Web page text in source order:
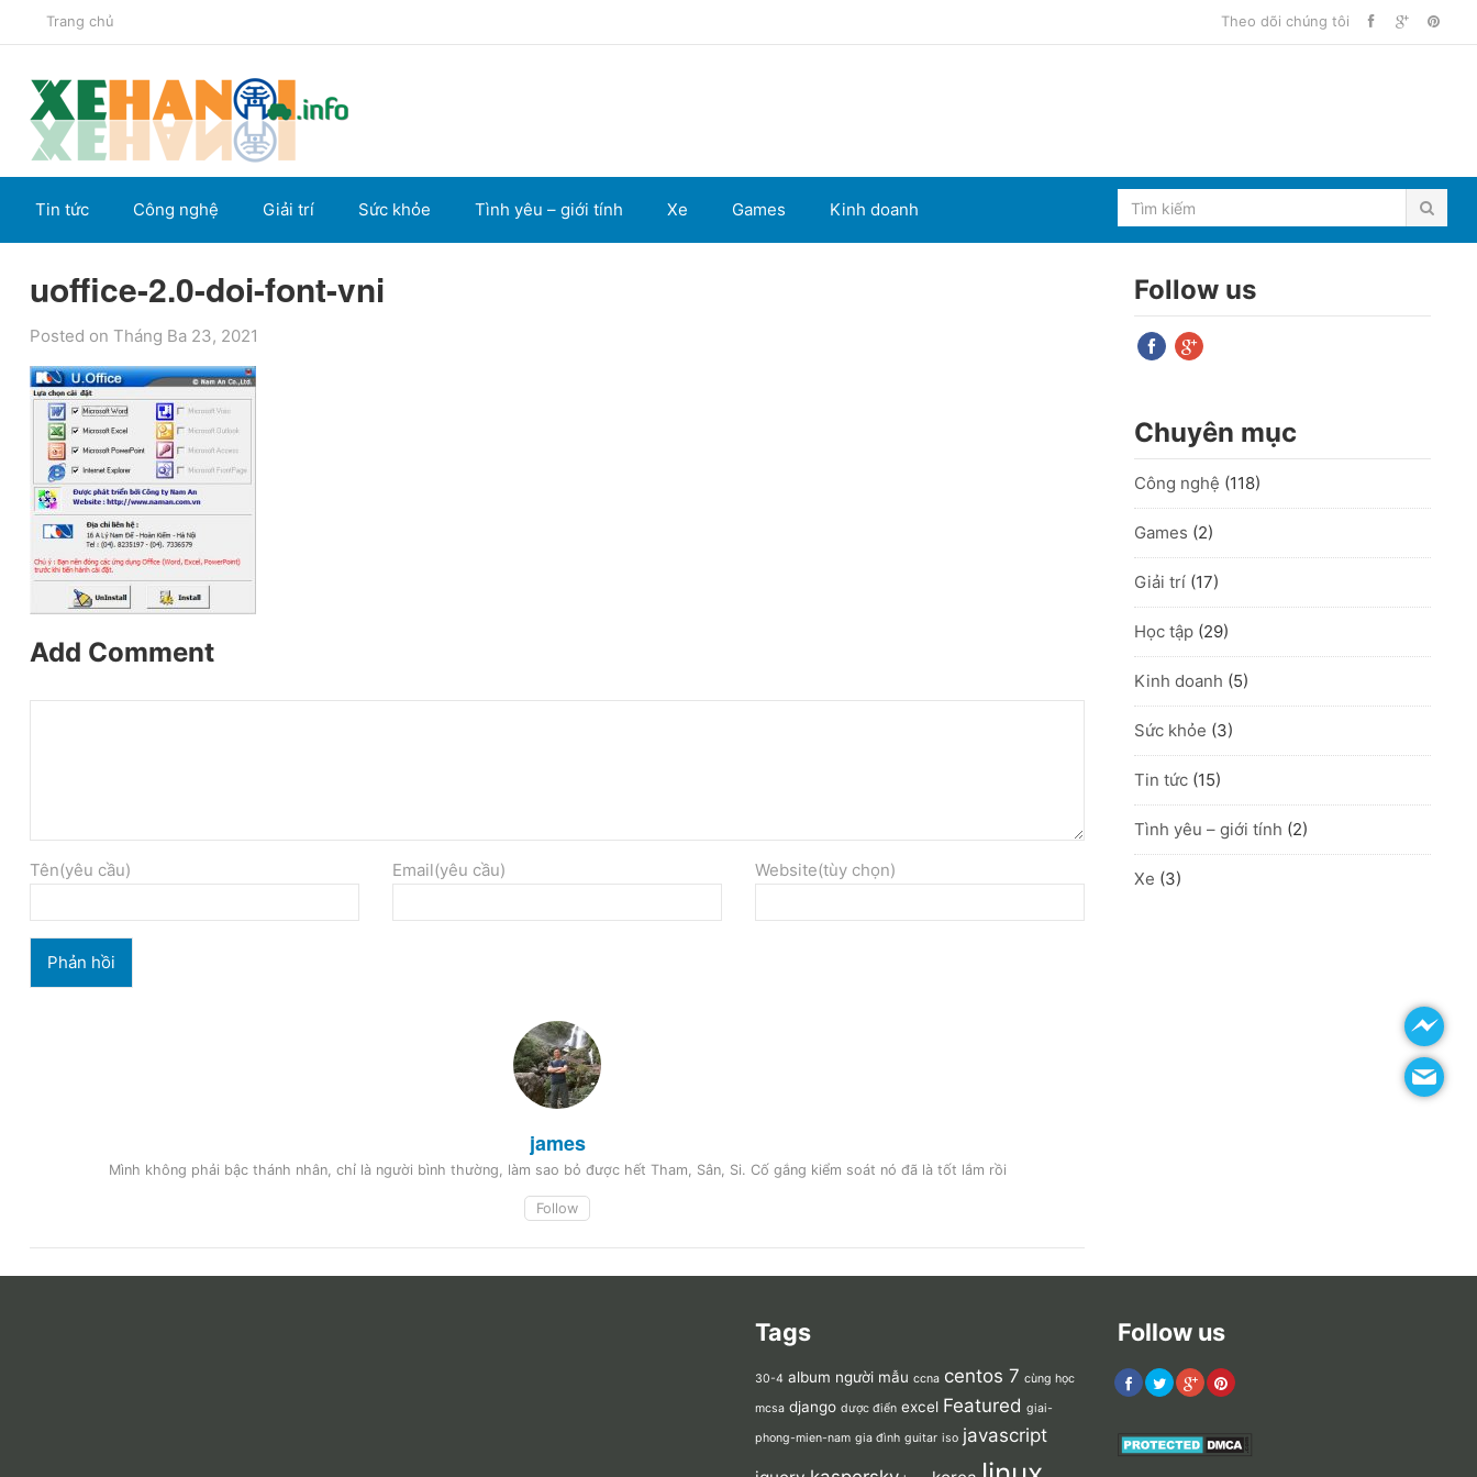
Trang chủ Theo dõi chúng tôi
Tin tức Công nghệ Giải trí Sức khỏe Tình yêu – giới tính Xe Games Kinh doanh
uoffice-2.0-doi-font-vni
Posted on Tháng Ba 23, 2021
Add Comment
Tên(yêu cầu) Email(yêu cầu) Website(tùy chọn)
james
Mình không phải bậc thánh nhân, chỉ là người bình thường, làm sao bỏ được hết Tham, Sân, Si. Cố gắng kiểm soát nó đã là tốt lắm rồi
Follow
Follow us
Chuyên mục
Công nghệ (118)
Games (2)
Giải trí (17)
Học tập (29)
Kinh doanh (5)
Sức khỏe (3)
Tin tức (15)
Tình yêu – giới tính (2)
Xe (3)
Tags
30-4 album người mẫu ccna centos 7 cùng học
mcsa django dược điển excel Featured giai-
phong-mien-nam gia đình guitar iso javascript
Follow us